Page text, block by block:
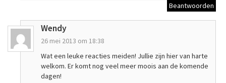
Beantwoorden
Wendy
26 mei 2013 om 18:38
Wat een leuke reacties meiden! Jullie zijn hier van harte
welkom. Er komt nog veel meer moois aan de komende
dagen!